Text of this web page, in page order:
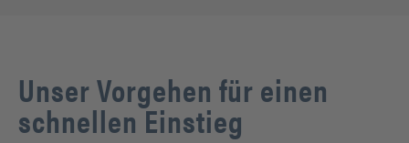
Unser Vorgehen für einen
schnellen Einstieg